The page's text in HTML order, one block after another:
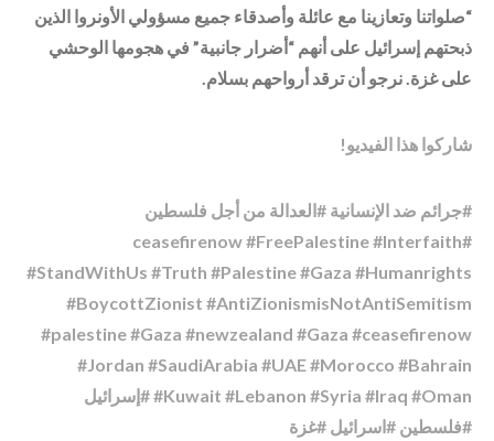
“صلواتنا وتعازينا مع عائلة وأصدقاء جميع مسؤولي الأونروا الذين
ذبحتهم إسرائيل على أنهم “أضرار جانبية” في هجومها الوحشي
على غزة. نرجو أن ترقد أرواحهم بسلام.
شاركوا هذا الفيديو!
#جرائم ضد الإنسانية #العدالة من أجل فلسطين
#ceasefirenow #FreePalestine #Interfaith
#StandWithUs #Truth #Palestine #Gaza #Humanrights
#BoycottZionist #AntiZionismisNotAntiSemitism
#palestine #Gaza #newzealand #Gaza #ceasefirenow
#Jordan #SaudiArabia #UAE #Morocco #Bahrain
#Kuwait #Lebanon #Syria #Iraq #Oman #إسرائيل
#فلسطين #اسرائیل #غزة